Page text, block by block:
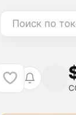
Поиск по